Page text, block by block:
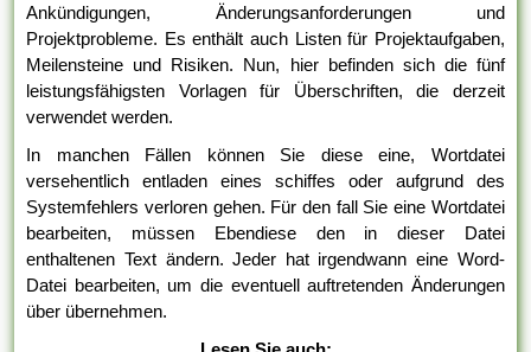
Ankündigungen, Änderungsanforderungen und
Projektprobleme. Es enthält auch Listen für Projektaufgaben,
Meilensteine und Risiken. Nun, hier befinden sich die fünf
leistungsfähigsten Vorlagen für Überschriften, die derzeit
verwendet werden.
In manchen Fällen können Sie diese eine, Wortdatei
versehentlich entladen eines schiffes oder aufgrund des
Systemfehlers verloren gehen. Für den fall Sie eine Wortdatei
bearbeiten, müssen Ebendiese den in dieser Datei
enthaltenen Text ändern. Jeder hat irgendwann eine Word-
Datei bearbeiten, um die eventuell auftretenden Änderungen
über übernehmen.